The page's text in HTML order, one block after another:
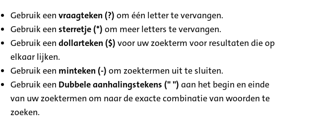
Gebruik eenvraagteken (?) om één letter te vervangen.
Gebruik eensterretje (*) om meer letters te vervangen.
Gebruik eendollarteken ($) voor uw zoekterm voor resultaten die op
elkaar lijken.
Gebruik een minteken (-) om zoektermen uit te sluiten.
Gebruik een Dubbele aanhalingstekens (" ") aan het begin en einde
van uw zoektermen om naar de exacte combinatie van woorden te
zoeken.